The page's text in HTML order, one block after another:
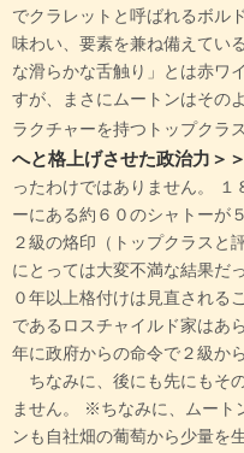
でクラレットと呼ばれるボル
味わい、要素を兼ね備えてい
な滑らかな舌触り」とは赤ワ
すが、まさにムートンはその
ラクチャーを持つトップクラ
へと格上げさせた政治力＞＞
ったわけではありません。 １
ーにある約６０のシャトーが
２級の烙印（トップクラスと
にとっては大変不満な結果だ
０年以上格付けは見直される
であるロスチャイルド家はあ
年に政府からの命令で２級か
ちなみに、後にも先にもそ
ません。 ※ちなみに、ムート
ンも自社畑の葡萄から少量を